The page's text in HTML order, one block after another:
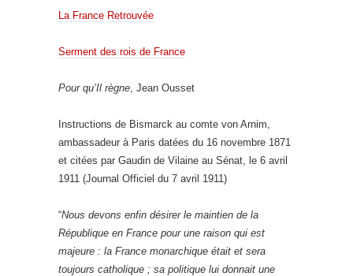
La France Retrouvée
Serment des rois de France
Pour qu’Il règne , Jean Ousset
Instructions de Bismarck au comte von Arnim,
ambassadeur à Paris datées du 16 novembre 1871
et citées par Gaudin de Vilaine au Sénat, le 6 avril
1911 (Journal Officiel du 7 avril 1911)
“Nous devons enfin désirer le maintien de la
République en France pour une raison qui est
majeure : la France monarchique était et sera
toujours catholique ; sa politique lui donnait une